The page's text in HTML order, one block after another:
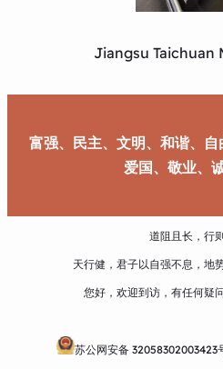
Jiangsu Taichuan
富强、民主、文明、和谐、自
爱国、敬业、
道阻且长，行
天行健，君子以自强不息，地
您好，欢迎到访，有任何疑
苏公网安备 32058302003423